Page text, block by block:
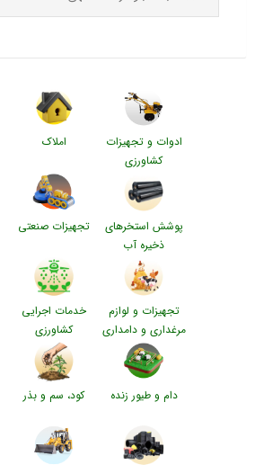
ادوات و تجهیزات
کشاورزی
املاک
پوشش استخرهای
ذخیره آب
تجهیزات صنعتی
تجهیزات و لوازم
مرغداری و دامداری
خدمات اجرایی
کشاورزی
دام و طیور زنده کود، سم و بذر